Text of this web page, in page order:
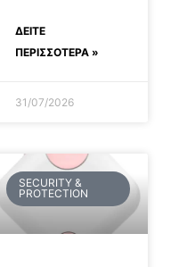
ΔΕΊΤΕ
ΠΕΡΙΣΣΟΤΕΡΑ »
31/07/2026
SECURITY &
PROTECTION